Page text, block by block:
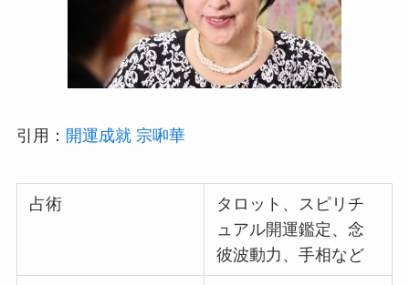
引用： 開運成就 宗啝華
占術
タロット、スピリチ
ュアル開運鑑定、念
彼波動力、手相など